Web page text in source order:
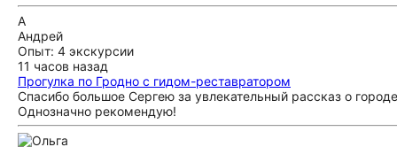
А
Андрей
Опыт: 4 экскурсии
11 часов назад
Прогулка по Гродно с гидом-реставратором
Спасибо большое Сергею за увлекательный рассказ о
Однозначно рекомендую!